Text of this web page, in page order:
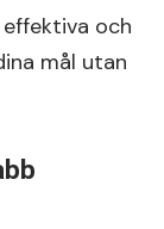
och
mål utan